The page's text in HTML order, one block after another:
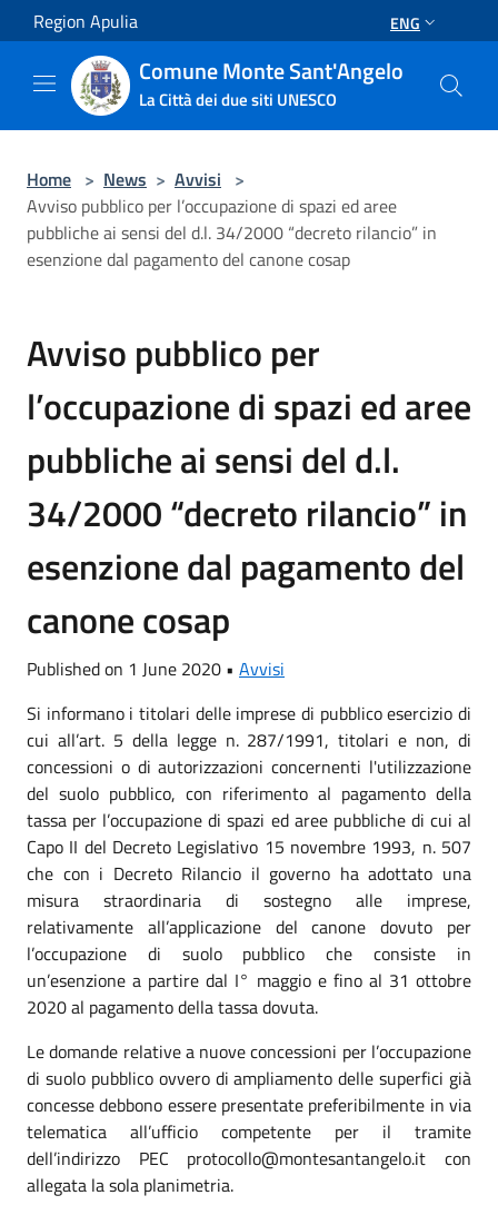
Salta al contenuto principale
Region Apulia ENG
Comune Monte Sant'Angelo
La Città dei due siti UNESCO
Home > News > Avvisi >
Avviso pubblico per l’occupazione di spazi ed aree
pubbliche ai sensi del d.l. 34/2000 “decreto rilancio” in
esenzione dal pagamento del canone cosap
Avviso pubblico per
l’occupazione di spazi ed aree
pubbliche ai sensi del d.l.
34/2000 “decreto rilancio” in
esenzione dal pagamento del
canone cosap
Published on 1 June 2020 • Avvisi
Si informano i titolari delle imprese di pubblico esercizio di
cui all’art. 5 della legge n. 287/1991, titolari e non, di
concessioni o di autorizzazioni concernenti l'utilizzazione
del suolo pubblico, con riferimento al pagamento della
tassa per l’occupazione di spazi ed aree pubbliche di cui al
Capo II del Decreto Legislativo 15 novembre 1993, n. 507
che con i Decreto Rilancio il governo ha adottato una
misura straordinaria di sostegno alle imprese,
relativamente all’applicazione del canone dovuto per
l’occupazione di suolo pubblico che consiste in
un’esenzione a partire dal I° maggio e fino al 31 ottobre
2020 al pagamento della tassa dovuta.
Le domande relative a nuove concessioni per l’occupazione
di suolo pubblico ovvero di ampliamento delle superfici già
concesse debbono essere presentate preferibilmente in via
telematica all’ufficio competente per il tramite
dell’indirizzo PEC protocollo@montesantangelo.it con
allegata la sola planimetria.